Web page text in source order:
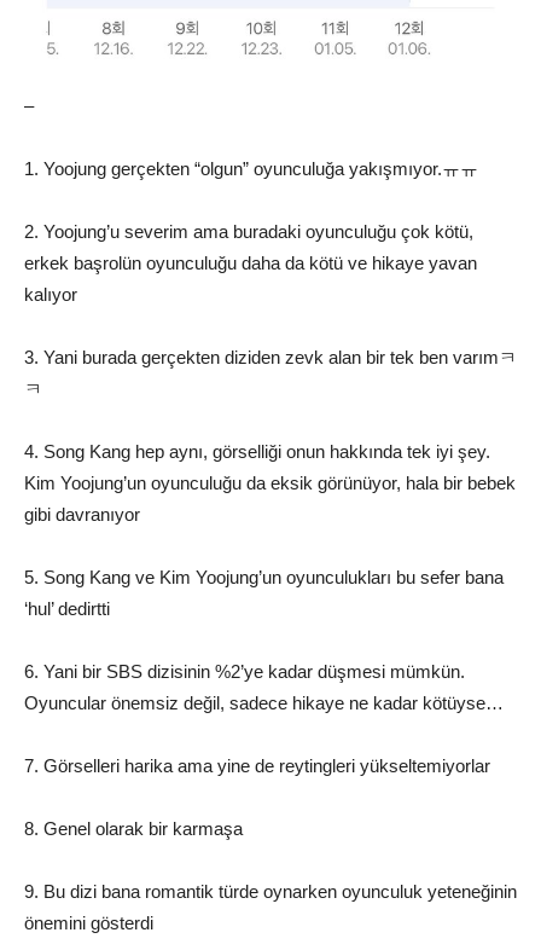
–
1. Yoojung gerçekten “olgun” oyunculuğa yakışmıyor.ㅠㅠ
2. Yoojung’u severim ama buradaki oyunculuğu çok kötü,
erkek başrolün oyunculuğu daha da kötü ve hikaye yavan
kalıyor
3. Yani burada gerçekten diziden zevk alan bir tek ben varımㅋ
ㅋ
4. Song Kang hep aynı, görselliği onun hakkında tek iyi şey.
Kim Yoojung’un oyunculuğu da eksik görünüyor, hala bir bebek
gibi davranıyor
5. Song Kang ve Kim Yoojung’un oyunculukları bu sefer bana
‘hul’ dedirtti
6. Yani bir SBS dizisinin %2’ye kadar düşmesi mümkün.
Oyuncular önemsiz değil, sadece hikaye ne kadar kötüyse…
7. Görselleri harika ama yine de reytingleri yükseltemiyorlar
8. Genel olarak bir karmaşa
9. Bu dizi bana romantik türde oynarken oyunculuk yeteneğinin
önemini gösterdi